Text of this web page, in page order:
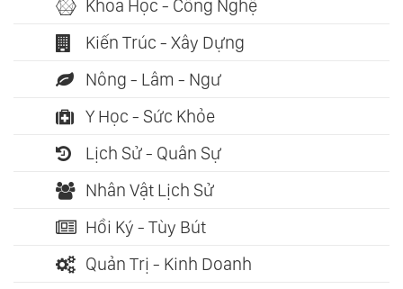
Khoa Học - Công Nghệ
Kiến Trúc - Xây Dựng
Nông - Lâm - Ngư
Y Học - Sức Khỏe
Lịch Sử - Quân Sự
Nhân Vật Lịch Sử
Hồi Ký - Tùy Bút
Quản Trị - Kinh Doanh